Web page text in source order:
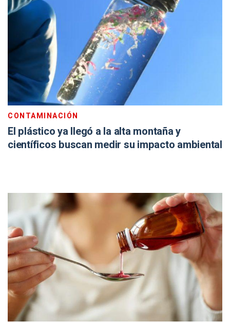
CONTAMINACIÓN
El plástico ya llegó a la alta montaña y
científicos buscan medir su impacto ambiental